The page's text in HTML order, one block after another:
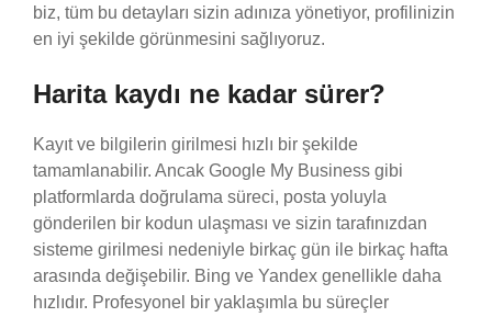
biz, tüm bu detayları sizin adınıza yönetiyor, profilinizin
en iyi şekilde görünmesini sağlıyoruz.
Harita kaydı ne kadar sürer?
Kayıt ve bilgilerin girilmesi hızlı bir şekilde
tamamlanabilir. Ancak Google My Business gibi
platformlarda doğrulama süreci, posta yoluyla
gönderilen bir kodun ulaşması ve sizin tarafınızdan
sisteme girilmesi nedeniyle birkaç gün ile birkaç hafta
arasında değişebilir. Bing ve Yandex genellikle daha
hızlıdır. Profesyonel bir yaklaşımla bu süreçler